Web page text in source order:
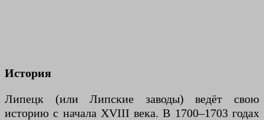
История
Липецк (или Липские заводы) ведёт свою
историю с начала XVIII века. В 1700–1703 годах